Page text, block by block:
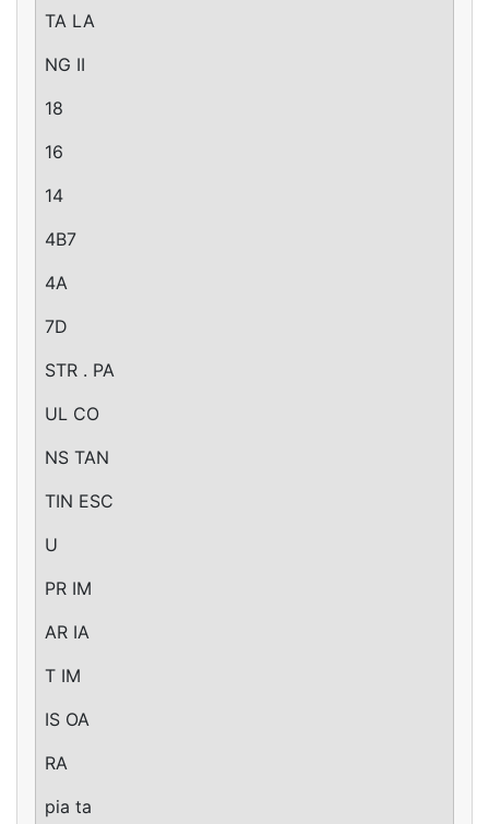
TA LA
NG II
18
16
14
4B7
4A
7D
STR . PA
UL CO
NS TAN
TIN ESC
U
PR IM
AR IA
T IM
IS OA
RA
pia ta